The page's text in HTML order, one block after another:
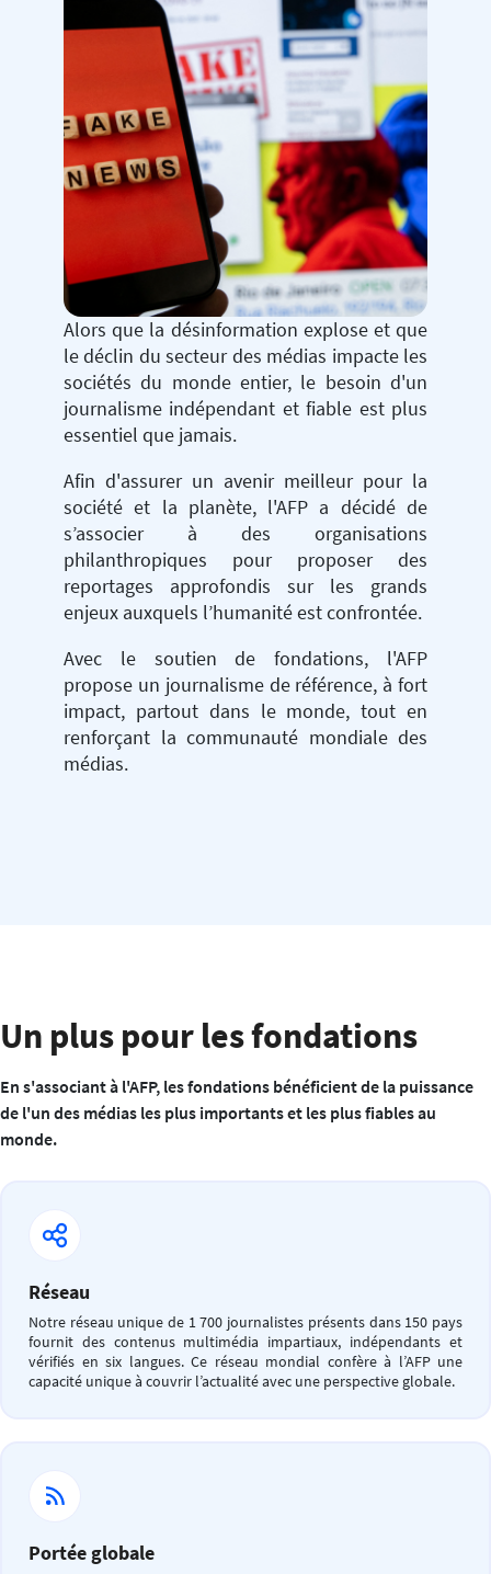
Alors que la désinformation explose et que
le déclin du secteur des médias impacte les
sociétés du monde entier, le besoin d'un
journalisme indépendant et fiable est plus
essentiel que jamais.
Afin d'assurer un avenir meilleur pour la
société et la planète, l'AFP a décidé de
s’associer à des organisations
philanthropiques pour proposer des
reportages approfondis sur les grands
enjeux auxquels l’humanité est confrontée.
Avec le soutien de fondations, l'AFP
propose un journalisme de référence, à fort
impact, partout dans le monde, tout en
renforçant la communauté mondiale des
médias.
Un plus pour les fondations
En s'associant à l'AFP, les fondations bénéficient de la puissance
de l'un des médias les plus importants et les plus fiables au
monde.
Réseau
Notre réseau unique de 1 700 journalistes présents dans 150 pays
fournit des contenus multimédia impartiaux, indépendants et
vérifiés en six langues. Ce réseau mondial confère à l’AFP une
capacité unique à couvrir l’actualité avec une perspective globale.
Portée globale